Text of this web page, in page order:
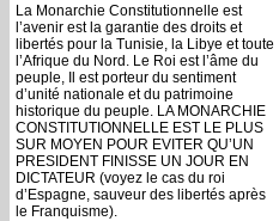
La Monarchie Constitutionnelle est
l’avenir est la garantie des droits et
libertés pour la Tunisie, la Libye et toute
l’Afrique du Nord. Le Roi est l’âme du
peuple, Il est porteur du sentiment
d’unité nationale et du patrimoine
historique du peuple. LA MONARCHIE
CONSTITUTIONNELLE EST LE PLUS
SUR MOYEN POUR EVITER QU’UN
PRESIDENT FINISSE UN JOUR EN
DICTATEUR (voyez le cas du roi
d’Espagne, sauveur des libertés après
le Franquisme).